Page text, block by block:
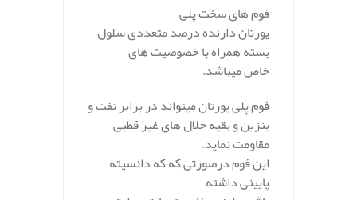
فوم های سخت پلی
یورتان دارنده درصد متعددی سلول
بسته همراه با خصوصیت های
خاص میباشد.
فوم پلی یورتان میتواند در برابر نفت و
بنزین و بقیه حلال های غیر قطبی
مقاومت نماید.
این فوم درصورتی که که دانسیته
پایینی داشته